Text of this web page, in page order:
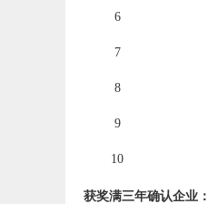
6
7
8
9
10
获奖满三年确认企业：